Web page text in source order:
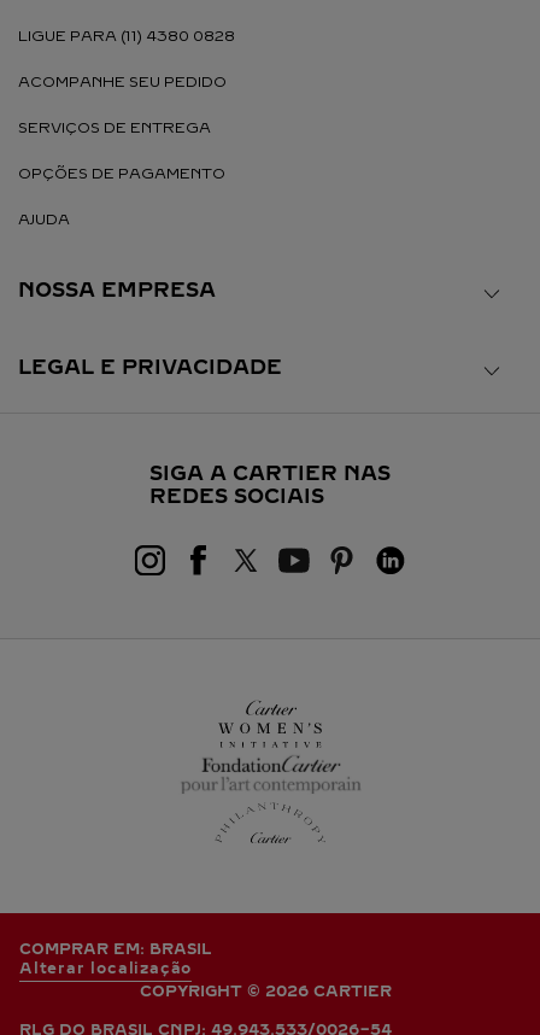
LIGUE PARA (11) 4380 0828
ACOMPANHE SEU PEDIDO
SERVIÇOS DE ENTREGA
OPÇÕES DE PAGAMENTO
AJUDA
NOSSA EMPRESA
LEGAL E PRIVACIDADE
SIGA A CARTIER NAS
REDES SOCIAIS
COMPRAR EM: BRASIL
Alterar localização
COPYRIGHT © 2026 CARTIER
RLG DO BRASIL CNPJ: 49.943.533/0026-54